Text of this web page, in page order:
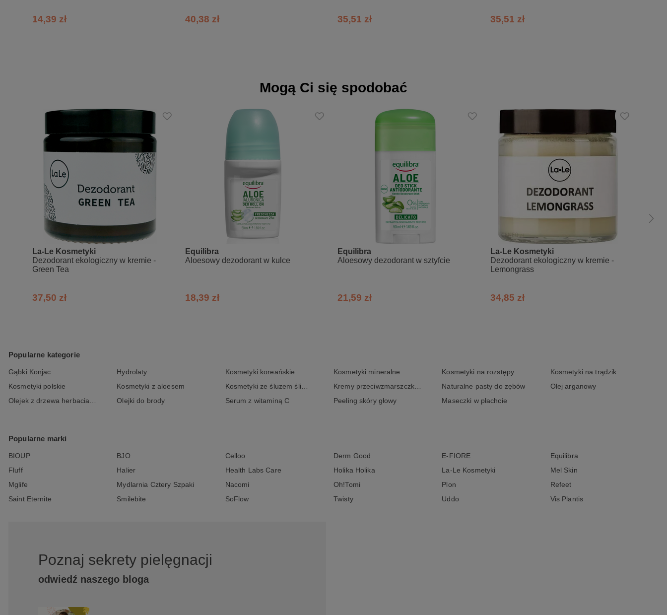
14,39 zł 40,38 zł 35,51 zł 35,51 zł
Mogą Ci się spodobać
La-Le Kosmetyki
Dezodorant ekologiczny w kremie -
Green Tea
37,50 zł
Equilibra
Aloesowy dezodorant w kulce
18,39 zł
Equilibra
Aloesowy dezodorant w sztyfcie
21,59 zł
La-Le Kosmetyki
Dezodorant ekologiczny w kremie -
Lemongrass
34,85 zł
Popularne kategorie
Gąbki Konjac Hydrolaty Kosmetyki koreańskie Kosmetyki mineralne Kosmetyki na rozstępy
Kosmetyki na trądzik
Kosmetyki polskie
Kosmetyki z aloesem Kosmetyki ze śluzem ślimaka Kremy przeciwzmarszczkowe Naturalne pasty do zębów
Olej arganowy
Olejek z drzewa herbacianego
Olejki do brody Serum z witaminą C Peeling skóry głowy Maseczki w płachcie
Popularne marki
BIOUP BJO Celloo Derm Good E-FIORE
Equilibra
Fluff
Halier Health Labs Care Holika Holika La-Le Kosmetyki
Mel Skin
Mglife
Mydlarnia Cztery Szpaki Nacomi Oh!Tomi Plon
Refeet
Saint Eternite
Smilebite SoFlow Twisty Uddo Vis Plantis
Poznaj sekrety pielęgnacji
odwiedź naszego bloga